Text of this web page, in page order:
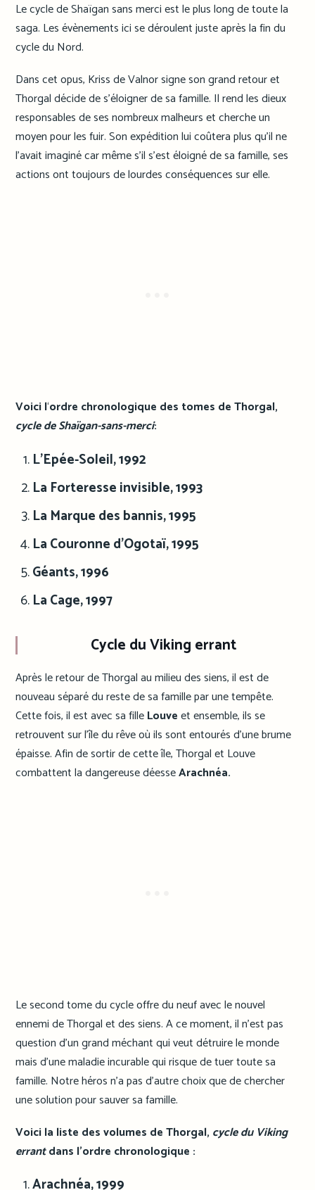
Le cycle de Shaïgan sans merci est le plus long de toute la
saga. Les évènements ici se déroulent juste après la fin du
cycle du Nord.
Dans cet opus, Kriss de Valnor signe son grand retour et
Thorgal décide de s’éloigner de sa famille. Il rend les dieux
responsables de ses nombreux malheurs et cherche un
moyen pour les fuir. Son expédition lui coûtera plus qu’il ne
l’avait imaginé car même s’il s’est éloigné de sa famille, ses
actions ont toujours de lourdes conséquences sur elle.
Voici l‘ordre chronologique des tomes de Thorgal,
cycle de Shaïgan-sans-merci:
L’Epée-Soleil, 1992
La Forteresse invisible, 1993
La Marque des bannis, 1995
La Couronne d’Ogotaï, 1995
Géants, 1996
La Cage, 1997
Cycle du Viking errant
Après le retour de Thorgal au milieu des siens, il est de
nouveau séparé du reste de sa famille par une tempête.
Cette fois, il est avec sa filleLouveet ensemble, ils se
retrouvent sur l’île du rêve où ils sont entourés d’une brume
épaisse. Afin de sortir de cette île, Thorgal et Louve
combattent la dangereuse déesseArachnéa.
Le second tome du cycle offre du neuf avec le nouvel
ennemi de Thorgal et des siens. A ce moment, il n’est pas
question d’un grand méchant qui veut détruire le monde
mais d’une maladie incurable qui risque de tuer toute sa
famille. Notre héros n’a pas d’autre choix que de chercher
une solution pour sauver sa famille.
Voici la liste des volumes de Thorgal, cycle du Viking
errantdans l’ordre chronologique :
Arachnéa, 1999